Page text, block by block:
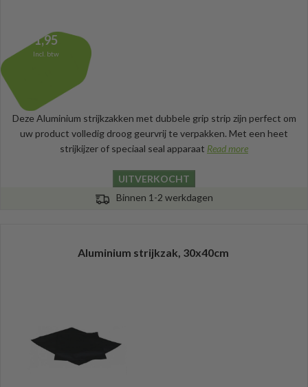
1,95
Incl. btw
Deze Aluminium strijkzakken met dubbele grip strip zijn perfect om
uw product volledig droog geurvrij te verpakken. Met een heet
strijkijzer of speciaal seal apparaat Read more
UITVERKOCHT
Binnen 1-2 werkdagen
Aluminium strijkzak, 30x40cm